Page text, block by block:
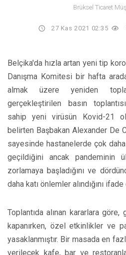
Brüksel Ticaret
27 Kas 2021 02:35
Belçika'da hızla artan yeni tip
Danışma Komitesi bir hafta
almak üzere yeniden
gerçekleştirilen basın
sahip yeni virüsün Kovid-21
belirten Başbakan Alexander De
sayesinde hastanelerde çok
geçildiğini ancak pandeminin
zorlamaya başladığını ve
daha katı önlemler alındığını
Toplantıda alınan kararlara
kapanırken, özel etkinlikler ve
yasaklanmıştır. Bir masada en
verilecek kafe, bar ve